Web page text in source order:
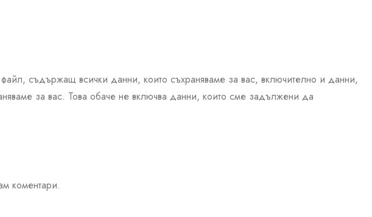
съдържащ всички данни, които съхраняваме за вас, включително и данни,
за вас. Това обаче не включва данни, които сме задължени да
коментари.